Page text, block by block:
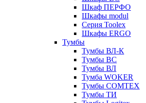
Шкаф ПЕРФО
Шкафы modul
Серия Toolex
Шкафы ERGO
Тумбы
Тумбы ВЛ-К
Тумбы ВС
Тумбы ВЛ
Тумба WOKER
Тумбы COMTEX
Тумбы ТИ